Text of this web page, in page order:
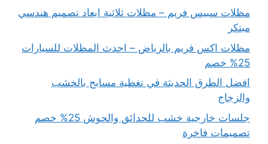
مظلات سبيس فريم – مظلات ثلاثية ابعاد تصميم هندسي
مبتكر
مظلات اكس فريم بالرياض – احدث المظلات للسيارات
25% خصم
افضل الطرق الحديثة في تغطية مسابح بالخشب
والزجاج
جلسات خارجية خشب للحدائق والحوش 25% خصم
تصميمات فاخرة